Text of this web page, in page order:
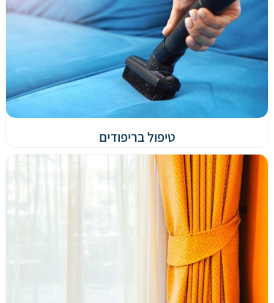
טיפול בריפודים